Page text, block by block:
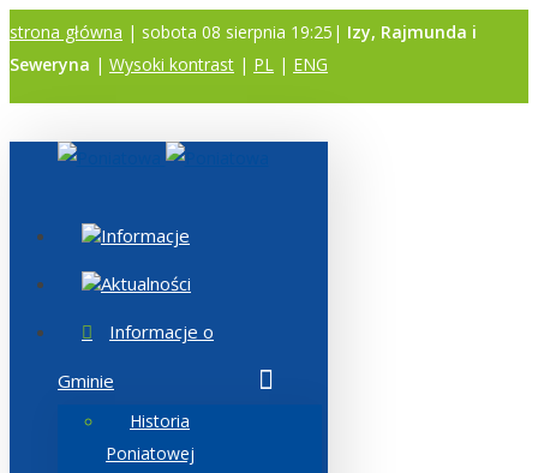
strona główna | sobota 08 sierpnia 19:25| Izy, Rajmunda i
Seweryna | Wysoki kontrast | PL | ENG
Informacje
Aktualności
Informacje o
Gminie
Historia
Poniatowej